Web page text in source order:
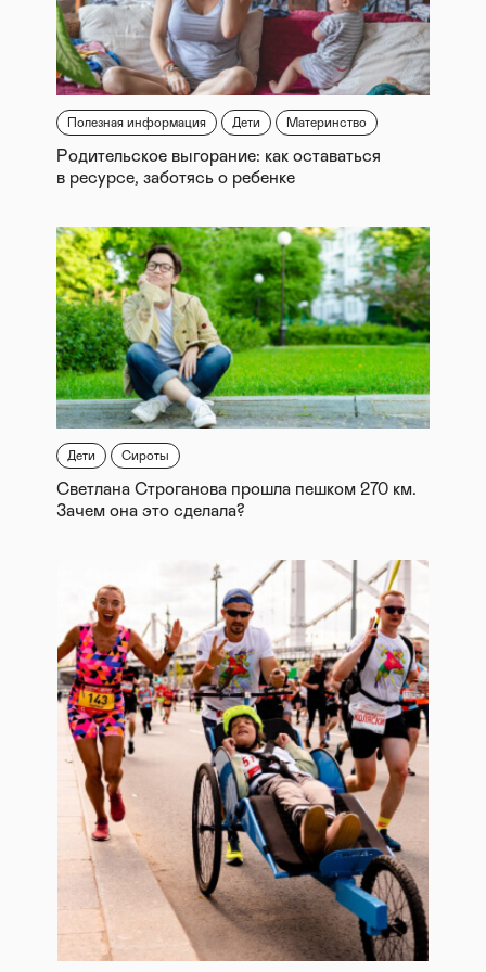
- экскурсии в успешные компании и на
производство;
- содействие нравственному интеллектуальному и
физическому развитию;
- популяризация здорового образа жизни и
профилактика негативных проявлений.
Содействие интеграции в общество выпускников
детских домов, поддержка в постинтернатной
адаптации:
возникают при выпуске из социального учреждения;
- постинтернатная поддержка при поступление и
обучении в образовательных учреждениях.
Полезная информация Дети Материнство
Родительское выгорание: как оставаться
в ресурсе, заботясь о ребенке
Дети Сироты
Светлана Строганова прошла пешком 270 км.
Зачем она это сделала?